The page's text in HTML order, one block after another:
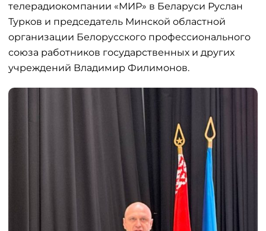
телерадиокомпании «МИР» в Беларуси Руслан
Турков и председатель Минской областной
организации Белорусского профессионального
союза работников государственных и других
учреждений Владимир Филимонов.